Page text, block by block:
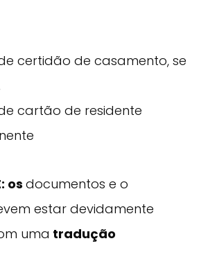
certidão de casamento, se
cartão de residente
os documentos e o
estar devidamente
uma tradução